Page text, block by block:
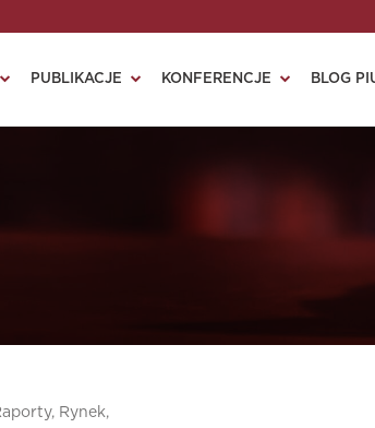
PUBLIKACJE KONFERENCJE BLOG
Rynek,